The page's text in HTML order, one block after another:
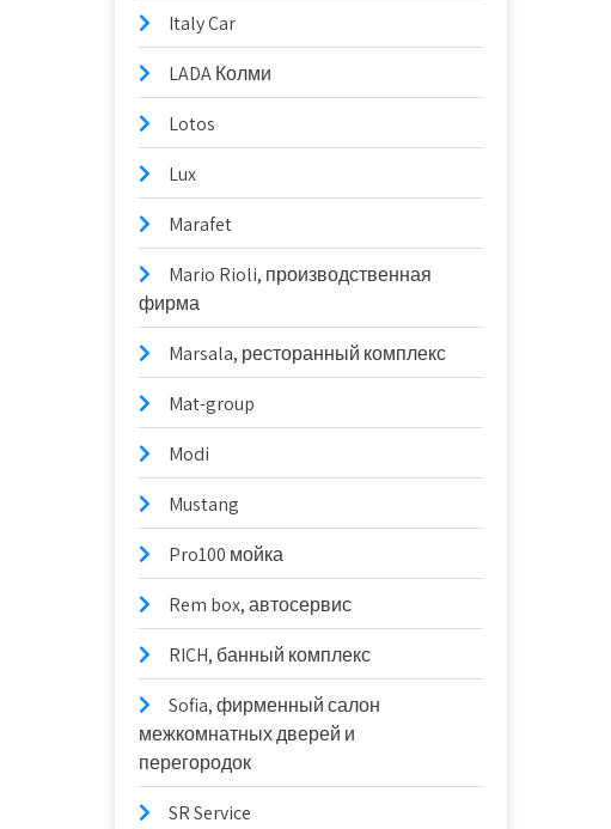
Italy Car
LADA Колми
Lotos
Lux
Marafet
Mario Rioli, производственная
фирма
Marsala, ресторанный комплекс
Mat-group
Modi
Mustang
Pro100 мойка
Rem box, автосервис
RICH, банный комплекс
Sofia, фирменный салон
межкомнатных дверей и
перегородок
SR Service